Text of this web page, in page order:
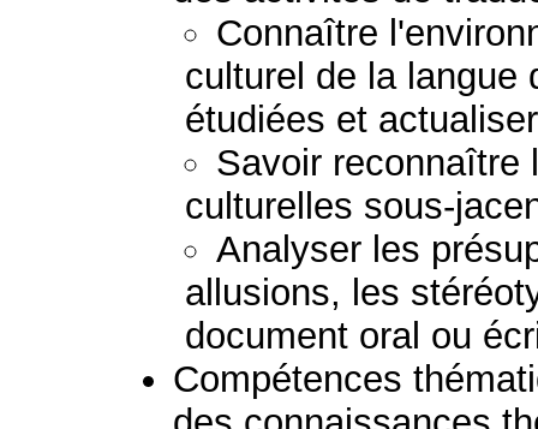
Connaître
culturel de la langue
étudiées et
Savoir reconnaître
culturelles sous-
Analyser les
allusions, les
document oral ou
Compétences